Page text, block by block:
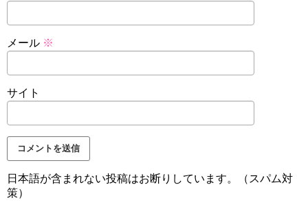
メール ※
サイト
日本語が含まれない投稿はお断りしています。（スパム対
策）